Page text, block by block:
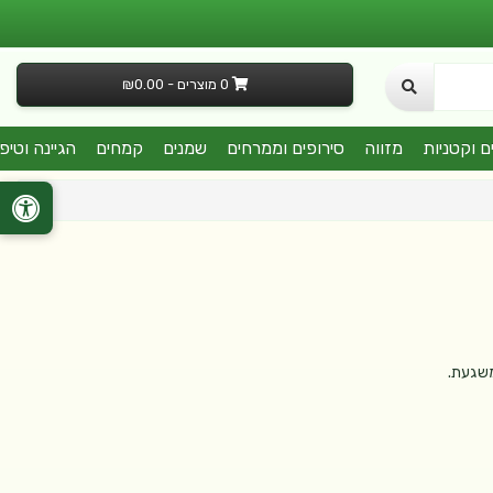
0 מוצרים - ₪0.00
וקטניות מזווה סירופים וממרחים שמנים קמחים הגיינה